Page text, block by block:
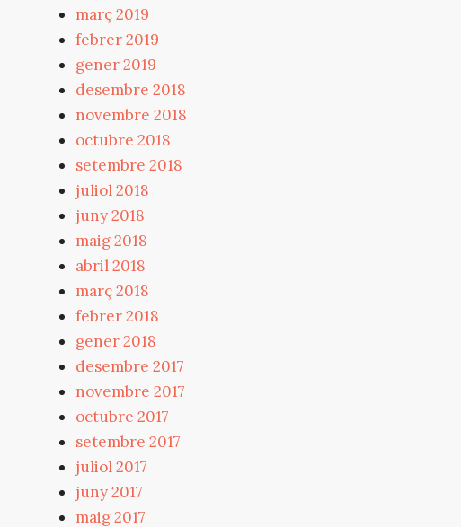
març 2019
febrer 2019
gener 2019
desembre 2018
novembre 2018
octubre 2018
setembre 2018
juliol 2018
juny 2018
maig 2018
abril 2018
març 2018
febrer 2018
gener 2018
desembre 2017
novembre 2017
octubre 2017
setembre 2017
juliol 2017
juny 2017
maig 2017